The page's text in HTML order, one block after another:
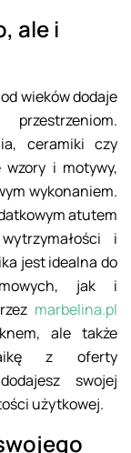
ale i
wieków dodaje
ceramiki czy
wzory i motywy,
wykonaniem.
atutem
i
jest idealna do
jak i
marbelina.pl
ale także
z oferty
swojej
użytkowej.